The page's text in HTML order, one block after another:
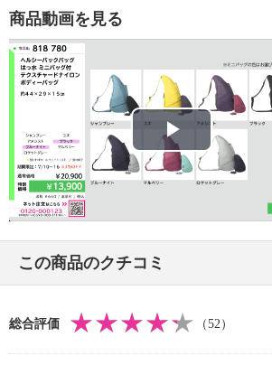
【素材】
・外側：ナイロン
・内側：ポリエステル
・ストラップ：ナイロン、ＴＰＥ
【サイズ】
・約縦４４ｃｍ×最大横２９ｃｍ×マチ
・ストラップ長さ：約７０ｃｍ〜１０
・Ａ４サイズ：不可
【重さ】
・約３６０ｇ
【原産国（地）】
・開口部：ダブルファスナー
・ストラップ：あり、取り外し可
商品動画を見る
Play
Video
この商品のクチコミ
総合評価 （52）